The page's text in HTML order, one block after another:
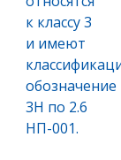
к классу 3
и имеют
обозначение
3Н по 2.6
НП-001.